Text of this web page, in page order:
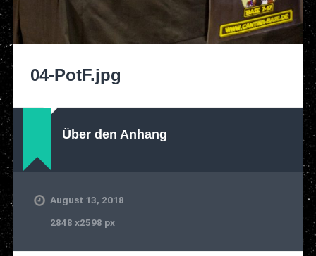
04-PotF.jpg
Über den Anhang
August 13, 2018
2848 x2598 px